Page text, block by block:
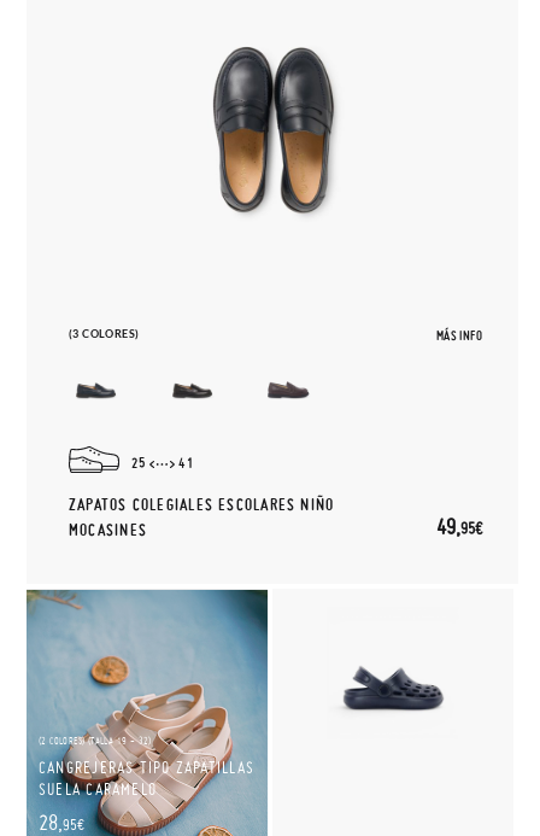
(3 COLORES) MÁS INFO
25 41
ZAPATOS COLEGIALES ESCOLARES NIÑO
MOCASINES
49,95€
(2 COLORES) (TALLA 19 - 32)
CANGREJERAS TIPO ZAPATILLAS
SUELA CARAMELO
28, 95€